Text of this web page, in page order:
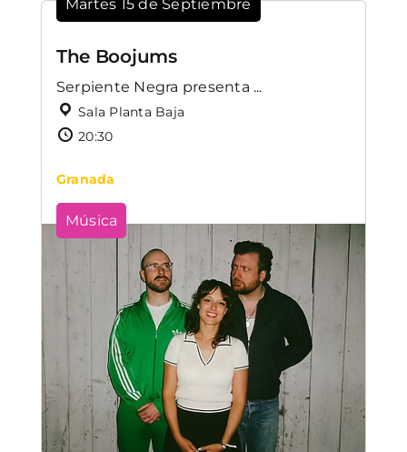
Martes 15 de Septiembre
The Boojums
Serpiente Negra presenta ...
Sala Planta Baja
20:30
Granada
Música